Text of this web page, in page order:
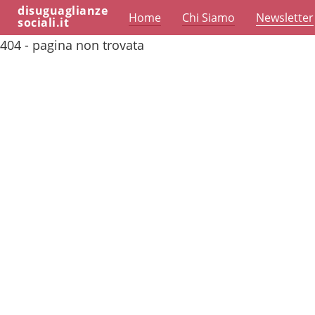
disuguaglianze
sociali.it Home Chi Siamo Newsletter
404 - pagina non trovata